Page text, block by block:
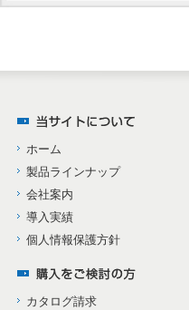
ホーム
製品ラインナップ
会社案内
導入実績
個人情報保護方針
カタログ請求